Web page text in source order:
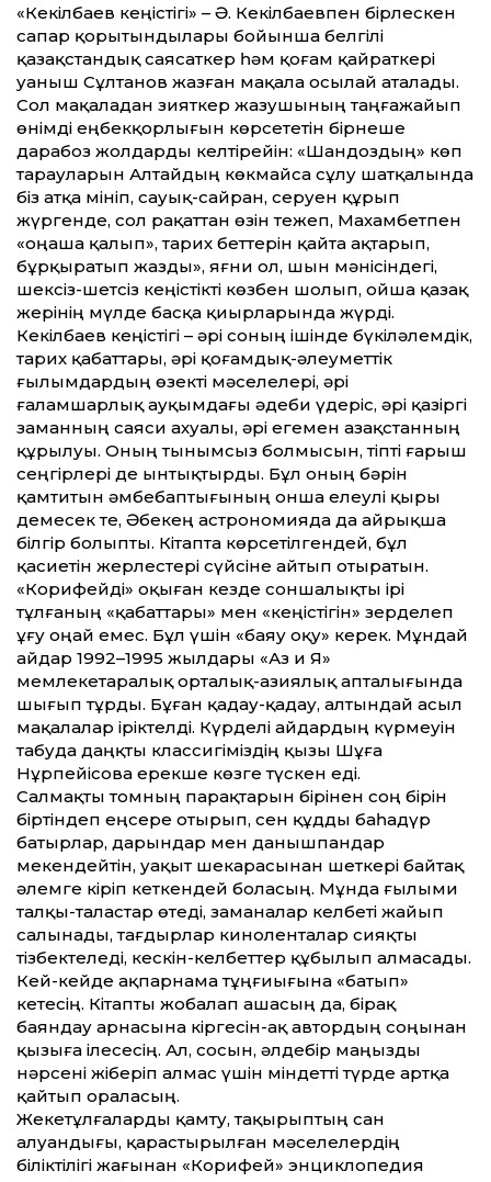
«Кекілбаев кеңістігі» – Ә. Кекілбаевпен бірлескен
сапар қорытындылары бойынша белгілі
қазақстандық саясаткер һәм қоғам қайраткері
Қуаныш Сұлтанов жазған мақала осылай аталады.
Сол мақаладан зияткер жазушының таңғажайып
өнімді еңбекқорлығын көрсететін бірнеше
дарабоз жолдарды келтірейін: «Шандоздың» көп
тарауларын Алтайдың көкмайса сұлу шатқалында
біз атқа мініп, сауық-сайран, серуен құрып
жүргенде, сол рақаттан өзін тежеп, Махамбетпен
«оңаша қалып», тарих беттерін қайта ақтарып,
бұрқыратып жазды», яғни ол, шын мәнісіндегі,
шексіз-шетсіз кеңістікті көзбен шолып, ойша қазақ
жерінің мүлде басқа қиырларында жүрді.
Кекілбаев кеңістігі – әрі соның ішінде бүкіләлемдік,
тарих қабаттары, әрі қоғамдық-әлеуметтік
ғылымдардың өзекті мәселелері, әрі
ғаламшарлық ауқымдағы әдеби үдеріс, әрі қазіргі
заманның саяси ахуа­лы, әрі егемен Қазақстанның
құрылуы. Оның тынымсыз болмысын, тіпті ғарыш
сеңгірлері де ынтықтырды. Бұл оның бәрін
қамтитын әмбебаптығының онша елеулі қыры
демесек те, Әбекең астрономияда да айрықша
білгір болыпты. Кітапта көрсетілгендей, бұл
қасиетін жерлестері сүйсіне айтып отыратын.
«Корифейді» оқыған кезде соншалықты ірі
тұлғаның «қабаттары» мен «кеңістігін» зерделеп
ұғу оңай емес. Бұл үшін «баяу оқу» керек. Мұндай
айдар 1992–1995 жылдары «Аз и Я»
мемлекетаралық орталық-азиялық апталығында
шығып тұрды. Бұған қадау-қадау, алтындай асыл
мақалалар іріктелді. Күрделі айдардың күрмеуін
табуда даңқты классигіміздің қызы Шұға
Нұрпейісова ерекше көзге түскен еді.
Салмақты томның парақтарын бірінен соң бірін
біртіндеп еңсере отырып, сен құдды баһадүр
батырлар, дарындар мен данышпандар
мекендейтін, уақыт шекарасынан шеткері байтақ
әлемге кіріп кеткендей боласың. Мұнда ғылыми
талқы-таластар өтеді, заманалар келбеті жайып
салынады, тағдырлар киноленталар сияқты
тізбектеледі, кескін-келбеттер құбылып алмасады.
Кей-кейде ақпарнама тұңғиығына «батып»
кетесің. Кітапты жобалап ашасың да, бірақ
баяндау арнасына кіргесін-ақ автордың соңынан
қызыға ілесесің. Ал, сосын, әлдебір маңызды
нәрсені жіберіп алмас үшін міндетті түрде артқа
қайтып ораласың.
Жекетұлғаларды қамту, тақырыптың сан
алуандығы, қарастырылған мәселелердің
біліктілігі жағынан «Корифей» энциклопедия